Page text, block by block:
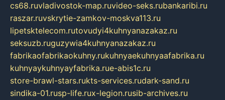
cs68.ruvladivostok-map.ruvideo-seks.rubankaribi.ru
raszar.ruvskrytie-zamkov-moskva113.ru
lipetsktelecom.rutovudyi4kuhnyanazakaz.ru
seksuzb.ruguzywia4kuhnyanazakaz.ru
fabrikaofabrikaokuhny.rukuhnyaekuhnyaafabrika.ru
kuhnyaykuhnyayfabrika.rue-abis1c.ru
store-brawl-stars.rukts-services.rudark-sand.ru
sindika-01.rusp-life.rux-legion.rusib-archives.ru